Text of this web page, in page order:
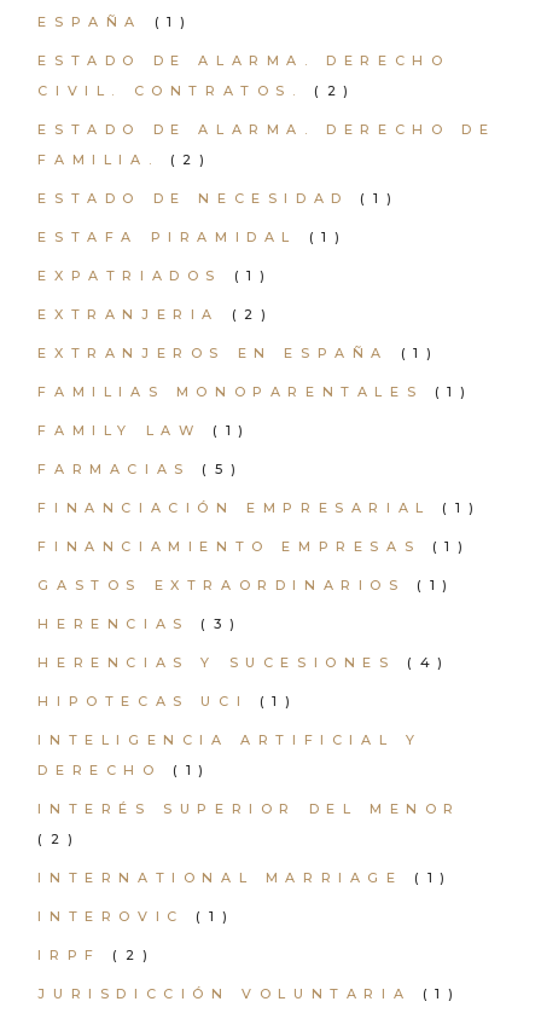
ESPAÑA (1)
ESTADO DE ALARMA. DERECHO
CIVIL. CONTRATOS.
(2)
ESTADO DE ALARMA. DERECHO DE
FAMILIA.
(2)
ESTADO DE NECESIDAD (1)
ESTAFA PIRAMIDAL (1)
EXPATRIADOS (1)
EXTRANJERIA (2)
EXTRANJEROS EN ESPAÑA (1)
FAMILIAS MONOPARENTALES (1)
FAMILY LAW (1)
FARMACIAS (5)
FINANCIACIÓN EMPRESARIAL (1)
FINANCIAMIENTO EMPRESAS (1)
GASTOS EXTRAORDINARIOS (1)
HERENCIAS (3)
HERENCIAS Y SUCESIONES (4)
HIPOTECAS UCI (1)
INTELIGENCIA ARTIFICIAL Y
DERECHO
(1)
INTERÉS SUPERIOR DEL MENOR
(2)
INTERNATIONAL MARRIAGE (1)
INTEROVIC (1)
IRPF (2)
JURISDICCIÓN VOLUNTARIA (1)